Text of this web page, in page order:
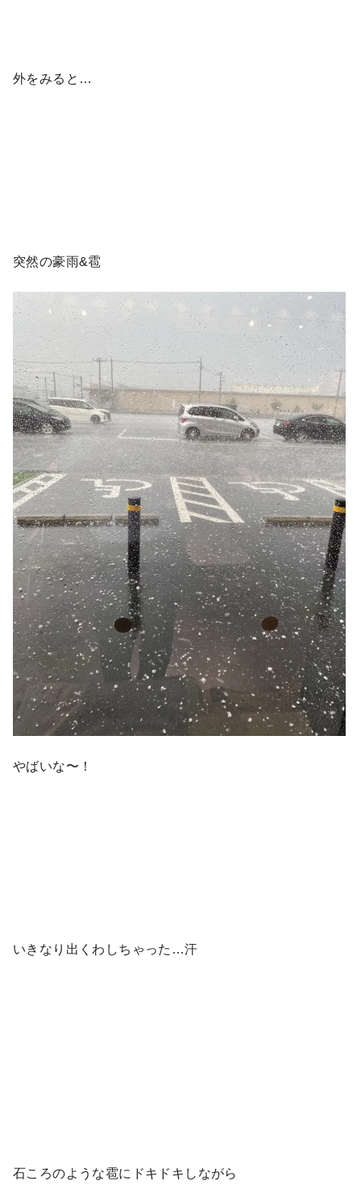
外をみると…
突然の豪雨&雹
やばいな〜！
いきなり出くわしちゃった…汗
石ころのような雹にドキドキしながら